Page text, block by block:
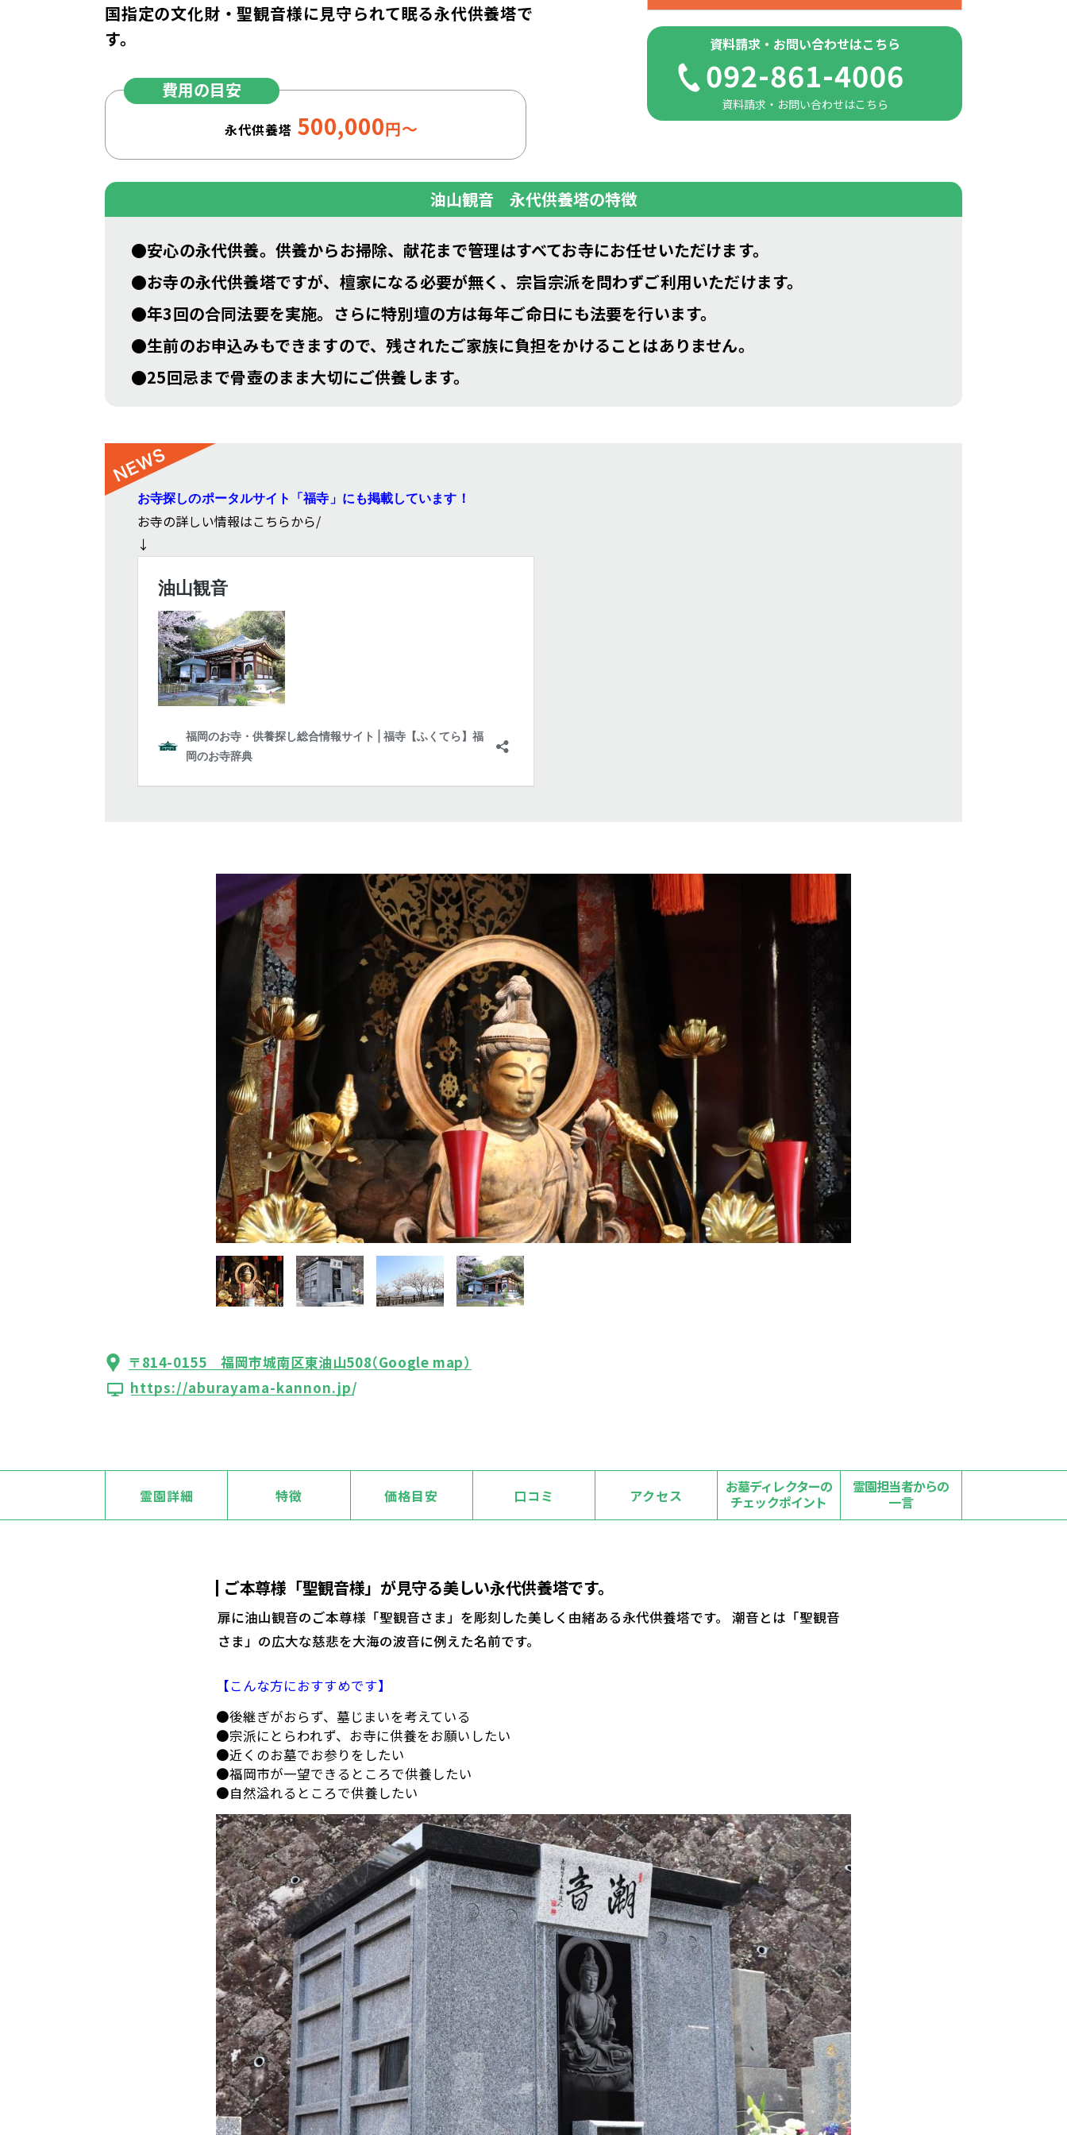
国指定の文化財・聖観音様に見守られて眠る永代供養塔で
す。
費用の目安
永代供養塔 500,000円～
資料請求・お問い合わせはこちら
092-861-4006
資料請求・お問い合わせはこちら
油山観音 永代供養塔の特徴
●安心の永代供養。供養からお掃除、献花まで管理はすべてお寺にお任せいただけます。
●お寺の永代供養塔ですが、檀家になる必要が無く、宗旨宗派を問わずご利用いただけます。
●年3回の合同法要を実施。さらに特別壇の方は毎年ご命日にも法要を行います。
●生前のお申込みもできますので、残されたご家族に負担をかけることはありません。
●25回忌まで骨壺のまま大切にご供養します。
お寺探しのポータルサイト「福寺」にも掲載しています！
お寺の詳しい情報はこちらから/
↓
〒814-0155 福岡市城南区東油山508（Google map）
https://aburayama-kannon.jp/
霊園詳細 特徴 価格目安 口コミ アクセス
お墓ディレクターの
チェックポイント
霊園担当者からの
一言
ご本尊様「聖観音様」が見守る美しい永代供養塔です。
扉に油山観音のご本尊様「聖観音さま」を彫刻した美しく由緒ある永代供養塔です。 潮音とは「聖観音
さま」の広大な慈悲を大海の波音に例えた名前です。
【こんな方におすすめです】
●後継ぎがおらず、墓じまいを考えている
●宗派にとらわれず、お寺に供養をお願いしたい
●近くのお墓でお参りをしたい
●福岡市が一望できるところで供養したい
●自然溢れるところで供養したい